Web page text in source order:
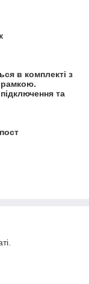
в комплекті з
та